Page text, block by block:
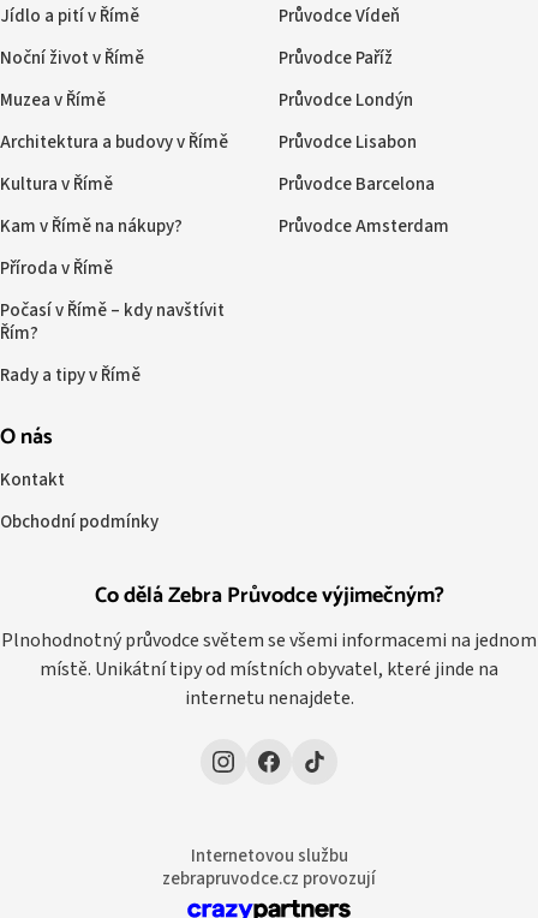
Co dělá Zebra Průvodce výjimečným?
Plnohodnotný průvodce světem se všemi informacemi na jednom
místě. Unikátní tipy od místních obyvatel, které jinde na
internetu nenajdete.
Jídlo a pití v Římě
Noční život v Římě
Muzea v Římě
Architektura a budovy v Římě
Kultura v Římě
Kam v Římě na nákupy?
Příroda v Římě
Počasí v Římě – kdy navštívit
Řím?
Rady a tipy v Římě
Průvodce Vídeň
Průvodce Paříž
Průvodce Londýn
Průvodce Lisabon
Průvodce Barcelona
Průvodce Amsterdam
O nás
Kontakt
Obchodní podmínky
Internetovou službu
zebrapruvodce.cz provozují